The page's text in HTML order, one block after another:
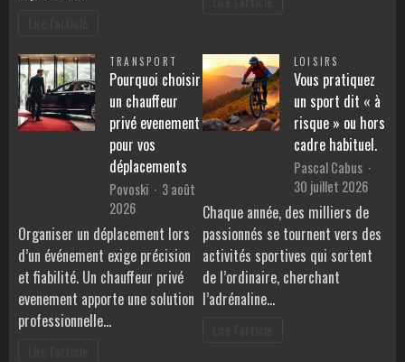
TRANSPORT
Pourquoi choisir
un chauffeur
privé evenement
pour vos
déplacements
Povoski
3 août
2026
Organiser un déplacement lors
d’un événement exige précision
et fiabilité. Un chauffeur privé
evenement apporte une solution
professionnelle…
LOISIRS
Vous pratiquez
un sport dit « à
risque » ou hors
cadre habituel.
Pascal Cabus
30 juillet 2026
Chaque année, des milliers de
passionnés se tournent vers des
activités sportives qui sortent
de l’ordinaire, cherchant
l’adrénaline…